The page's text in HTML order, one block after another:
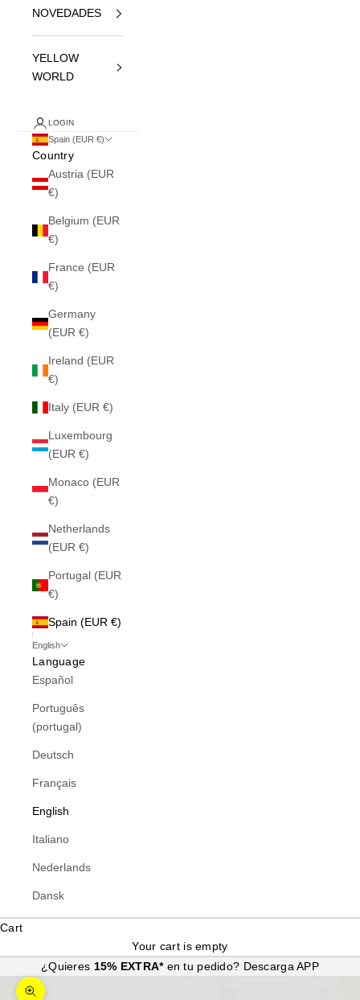
NOVEDADES
YELLOW
WORLD
LOGIN
Spain (EUR €)
Country
Austria (EUR
€)
Belgium (EUR
€)
France (EUR
€)
Germany
(EUR €)
Ireland (EUR
€)
Italy (EUR €)
Luxembourg
(EUR €)
Monaco (EUR
€)
Netherlands
(EUR €)
Portugal (EUR
€)
Spain (EUR €)
English
Language
Español
Português
(portugal)
Deutsch
Français
English
Italiano
Nederlands
Dansk
Cart
Your cart is empty
¿Quieres 15% EXTRA* en tu pedido? Descarga APP